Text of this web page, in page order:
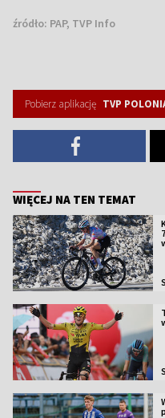
źródło: PAP, TVP Info
Pobierz aplikację TVP
WIĘCEJ NA TEN TEMAT